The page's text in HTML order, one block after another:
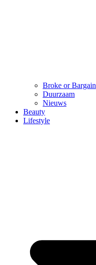
Broke or Bargain
Duurzaam
Nieuws
Beauty
Lifestyle